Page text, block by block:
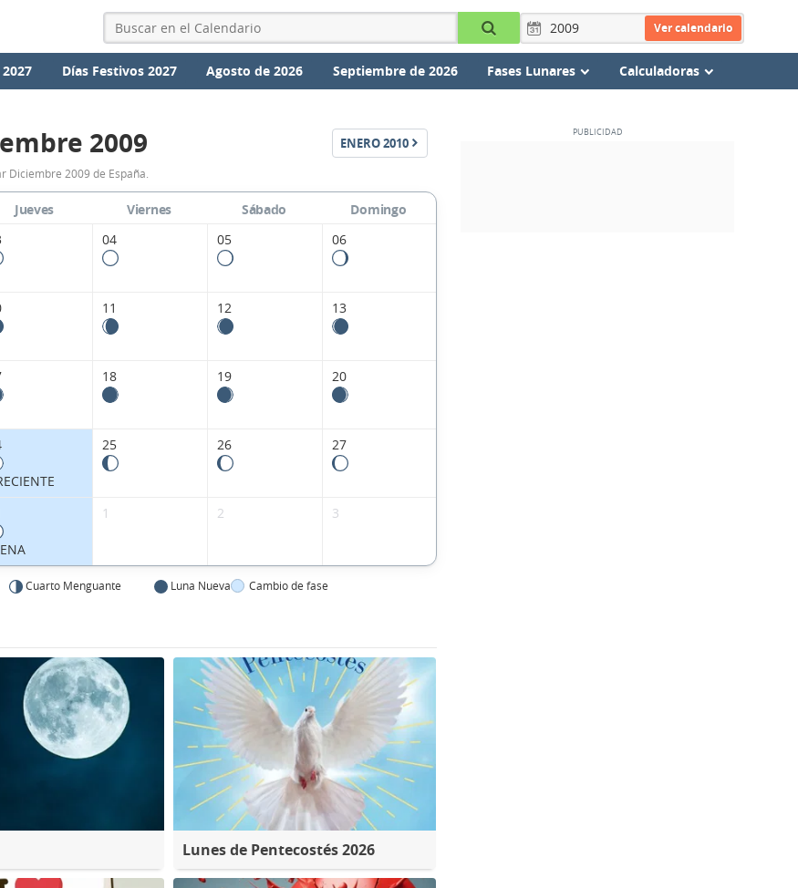
Ver calendario
Días Festivos 2027 Agosto de 2026 Septiembre de 2026 Fases Lunares Calculadoras
Calendario
Lunar
Diciembre
2009
España.
2009 ENERO2010
Diciembre 2009 de España.
Jueves Viernes Sábado
Domingo
04 05 06
11 12 13
18 19 20
25 26 27
1 2 3
Cuarto Menguante Luna Nueva Cambio de fase
Lunes de Pentecostés 2026